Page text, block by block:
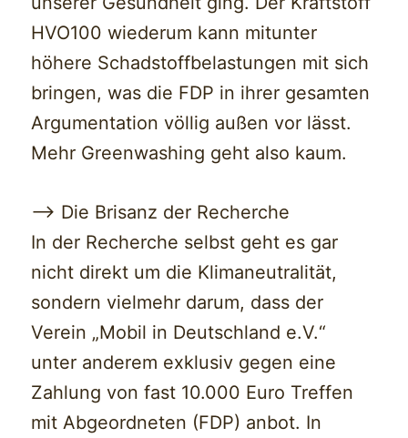
HVO100 wiederum kann mitunter
höhere Schadstoffbelastungen mit sich
bringen, was die FDP in ihrer gesamten
Argumentation völlig außen vor lässt.
Mehr Greenwashing geht also kaum.
—> Die Brisanz der Recherche
In der Recherche selbst geht es gar
nicht direkt um die Klimaneutralität,
sondern vielmehr darum, dass der
Verein „Mobil in Deutschland e.V.“
unter anderem exklusiv gegen eine
Zahlung von fast 10.000 Euro Treffen
mit Abgeordneten (FDP) anbot. In